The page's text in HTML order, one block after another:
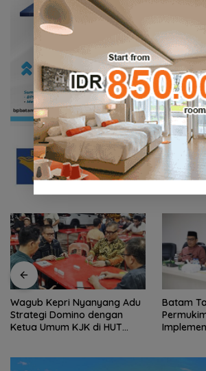
Batam Tawarkan Konsep
Permukiman Terpadu dalam
Implementasi Program 3
Polsek
Bola HUT